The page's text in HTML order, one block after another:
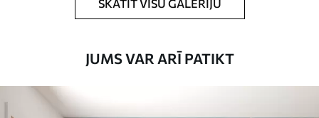
Tapetes ar lakas pārklājumu var tīrīt ar
Viengabala lietojums
SKATĪT VISU GALERIJU
JUMS VAR ARĪ PATIKT